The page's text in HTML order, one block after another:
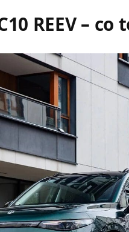
REEV –